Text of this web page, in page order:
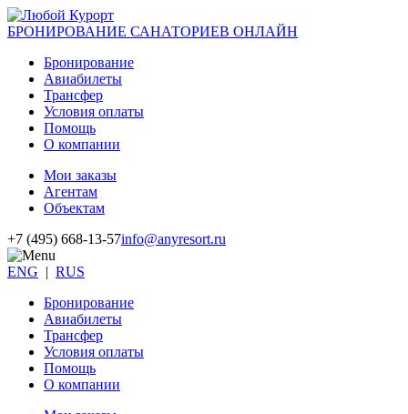
БРОНИРОВАНИЕ САНАТОРИЕВ ОНЛАЙН
Бронирование
Авиабилеты
Трансфер
Условия оплаты
Помощь
О компании
Мои заказы
Агентам
Объектам
+7 (495) 668-13-57info@anyresort.ru
ENG | RUS
Бронирование
Авиабилеты
Трансфер
Условия оплаты
Помощь
О компании